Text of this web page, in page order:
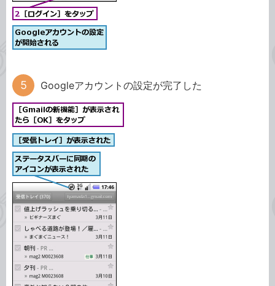
Googleアカウントの設定が完了した